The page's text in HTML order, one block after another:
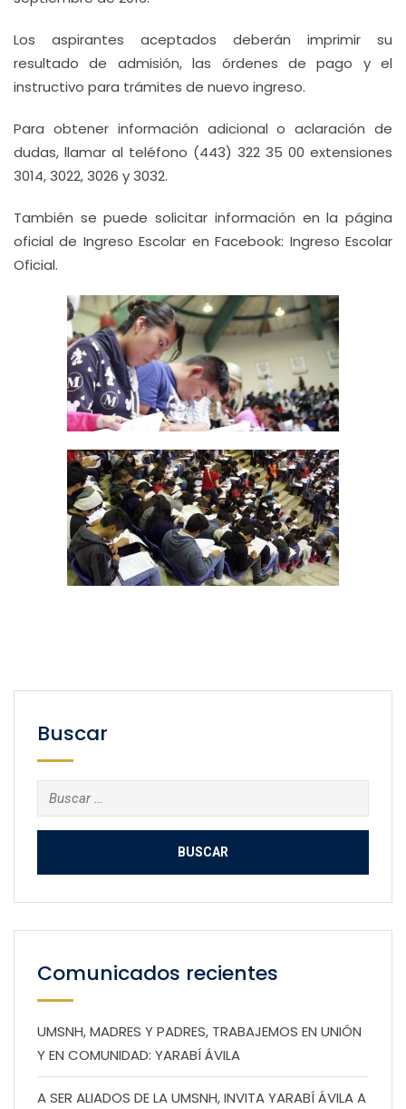
Los aspirantes aceptados deberán imprimir su
resultado de admisión, las órdenes de pago y el
instructivo para trámites de nuevo ingreso.
Para obtener información adicional o aclaración de
dudas, llamar al teléfono (443) 322 35 00 extensiones
3014, 3022, 3026 y 3032.
También se puede solicitar información en la página
oficial de Ingreso Escolar en Facebook: Ingreso Escolar
Oficial.
Buscar
Buscar:
Comunicados recientes
UMSNH, MADRES Y PADRES, TRABAJEMOS EN UNIÓN
Y EN COMUNIDAD: YARABÍ ÁVILA
A SER ALIADOS DE LA UMSNH, INVITA YARABÍ ÁVILA A